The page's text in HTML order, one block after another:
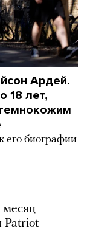
Ардей.
18 лет,
его биографии
Patriot